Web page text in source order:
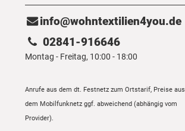
info@wohntextilien4you.de
02841-916646
Montag - Freitag, 10:00 - 18:00
Anrufe aus dem dt. Festnetz zum Ortstarif, Preise aus
dem Mobilfunknetz ggf. abweichend (abhängig vom
Provider).